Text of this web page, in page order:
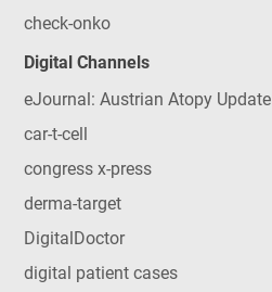
check-onko
Digital Channels
eJournal: Austrian Atopy Update
car-t-cell
congress x-press
derma-target
DigitalDoctor
digital patient cases